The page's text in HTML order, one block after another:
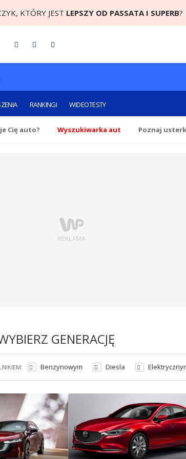
KTÓRY JEST LEPSZY OD PASSATA I SUPERB?
RANKINGI WIDEOTESTY
Cię auto? Wyszukiwarka aut Poznaj
GENERACJĘ
Benzynowym Diesla